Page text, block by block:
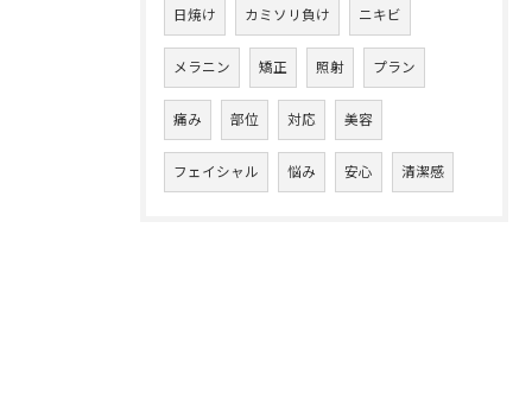
日焼け カミソリ負け ニキビ
メラニン 矯正 照射 プラン
痛み 部位 対応 美容
フェイシャル 悩み 安心 清潔感